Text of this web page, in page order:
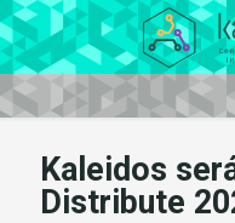
Kaleidos
Distribute